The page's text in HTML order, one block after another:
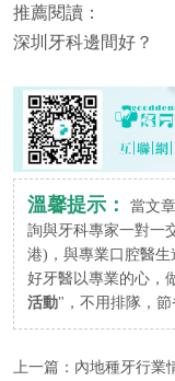
推薦閱讀：
深圳牙科邊間好？
溫馨提示：
當文
詢與牙科專家一對一
港)，與專業口腔醫生
好牙醫以專業的心，
活動"，不用排隊，節
上一篇： 內地種牙行業